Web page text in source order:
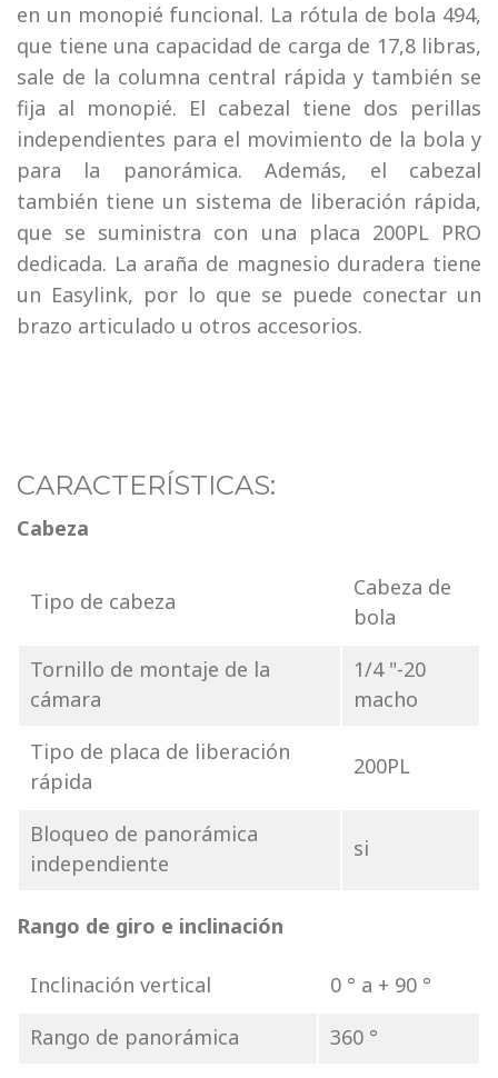
en un monopié funcional. La rótula de bola 494,
que tiene una capacidad de carga de 17,8 libras,
sale de la columna central rápida y también se
fija al monopié. El cabezal tiene dos perillas
independientes para el movimiento de la bola y
para la panorámica. Además, el cabezal
también tiene un sistema de liberación rápida,
que se suministra con una placa 200PL PRO
dedicada. La araña de magnesio duradera tiene
un Easylink, por lo que se puede conectar un
brazo articulado u otros accesorios.
CARACTERÍSTICAS:
Cabeza
Tipo de cabeza
Cabeza de
bola
Tornillo de montaje de la
cámara
1/4 "-20
macho
Tipo de placa de liberación
rápida
200PL
Bloqueo de panorámica
independiente
si
Rango de giro e inclinación
Inclinación vertical
0 ° a + 90 °
Rango de panorámica
360 °